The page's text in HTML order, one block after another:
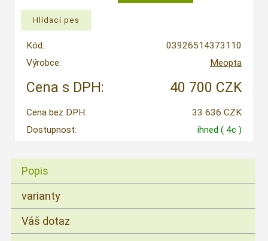
Kód:
03926514373110
Výrobce:
Meopta
Cena s DPH: 40 700 CZK
Cena bez DPH:
33 636 CZK
Dostupnost:
ihned ( 4c )
Popis
varianty
Váš dotaz